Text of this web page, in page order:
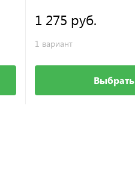
1 275 руб.
1 вариант
Выбрать